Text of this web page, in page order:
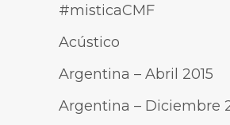
#misticaCMF
Acústico
Argentina – Abril 2015
Argentina – Diciembre